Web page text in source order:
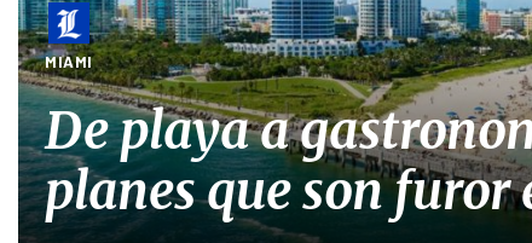
MIAMI
De playa a
planes que son